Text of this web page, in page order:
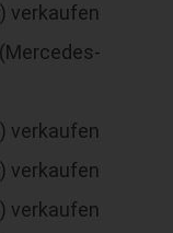
verkaufen
(Mercedes-
verkaufen
verkaufen
verkaufen